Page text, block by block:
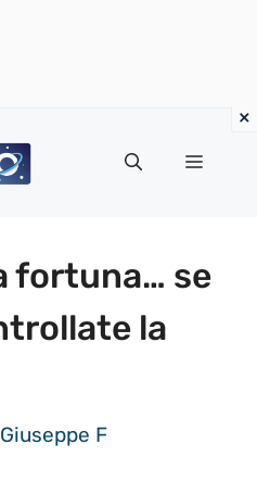
Menu
fortuna… se
la
Giuseppe F